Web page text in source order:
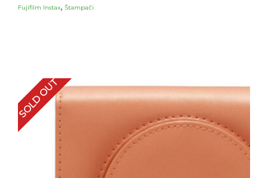
Fujifilm Instax, Štampači
SOLD OUT